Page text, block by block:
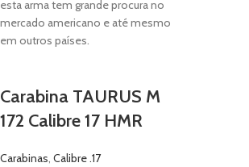
esta arma tem grande procura no
mercado americano e até mesmo
em outros países.
Carabina TAURUS M
172 Calibre 17 HMR
Carabinas, Calibre .17